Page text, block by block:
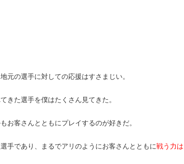
元の選手に対しての応援はすさまじい。
きた選手を僕はたくさん見てきた。
お客さんとともにプレイするのが好きだ。
手であり、まるでアリのようにお客さんとともに戦う力は